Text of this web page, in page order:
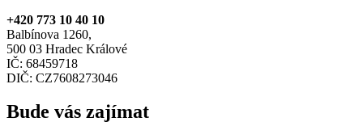
+420 773 10 40 10
Balbínova 1260,
500 03 Hradec Králové
IČ: 68459718
DIČ: CZ7608273046
Bude vás zajímat